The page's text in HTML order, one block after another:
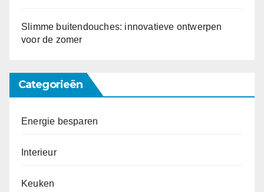
Slimme buitendouches: innovatieve ontwerpen
voor de zomer
Categorieën
Energie besparen
Interieur
Keuken